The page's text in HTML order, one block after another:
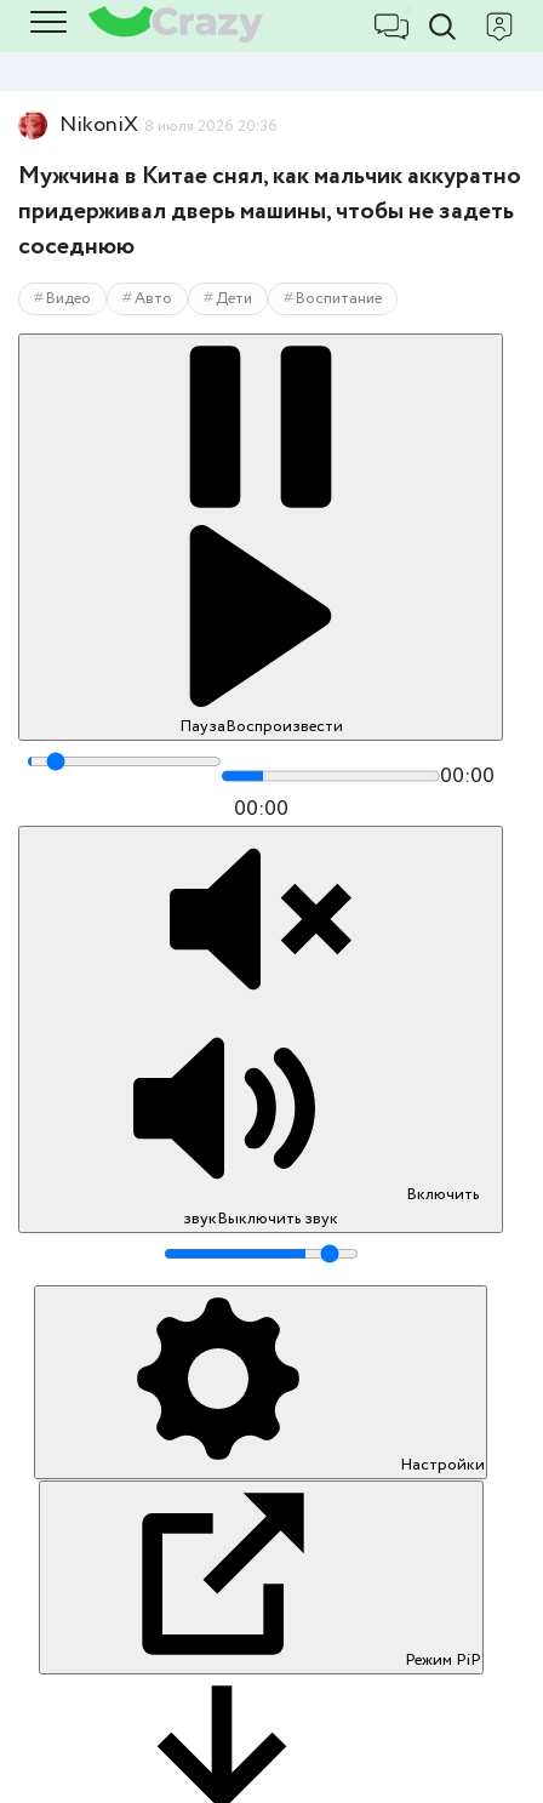
NikoniX 8 июля 2026 20:36
Мужчина в Китае снял, как мальчик аккуратно
придерживал дверь машины, чтобы не задеть
соседнюю
Видео Авто Дети Воспитание
ПаузаВоспроизвести
00:00
00:00
Включить
звукВыключить звук
Настройки
Режим PiP